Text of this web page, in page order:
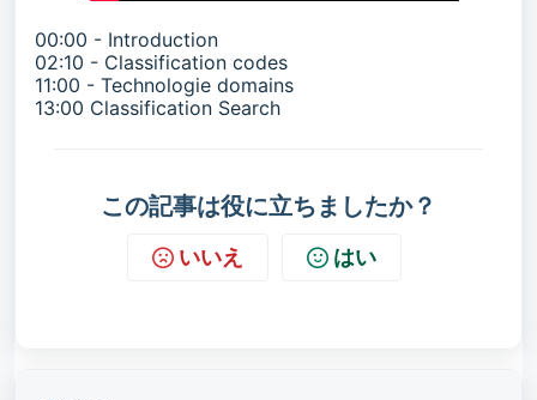
00:00 - Introduction
02:10 - Classification codes
11:00 - Technologie domains
13:00 Classification Search
この記事は役に立ちましたか？
いいえ はい